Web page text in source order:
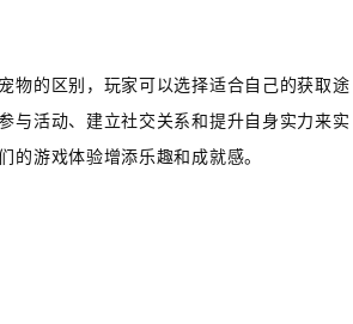
物的区别，玩家可以选择适合自己的获取途
与活动、建立社交关系和提升自身实力来实
游戏体验增添乐趣和成就感。